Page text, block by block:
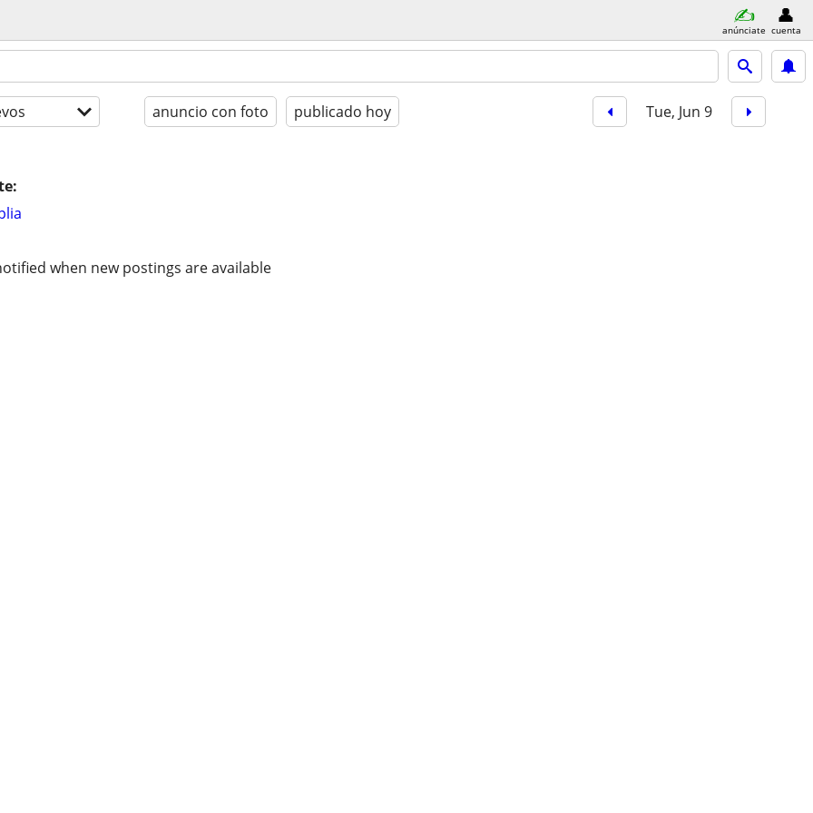
anúnciate cuenta
anuncio con foto publicado hoy Tue, Jun 9
when new postings are available